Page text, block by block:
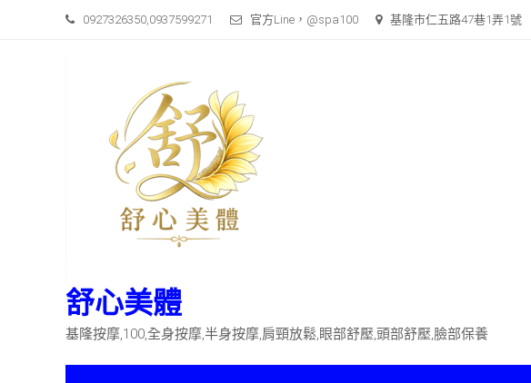
0927326350,0937599271 官方Line，@spa100 基隆市仁五路47巷1弄1號
舒心美體
基隆按摩,100,全身按摩,半身按摩,肩頸放鬆,眼部舒壓,頭部舒壓,臉部保養